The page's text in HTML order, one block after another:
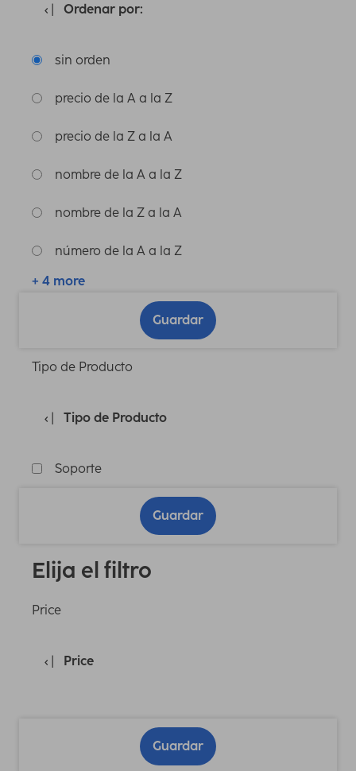
Ordenar por:
sin orden
precio de la A a la Z
precio de la Z a la A
nombre de la A a la Z
nombre de la Z a la A
número de la A a la Z
+ 4 more
Guardar
Tipo de Producto
Tipo de Producto
Soporte
Guardar
Elija el filtro
Price
Price
Guardar